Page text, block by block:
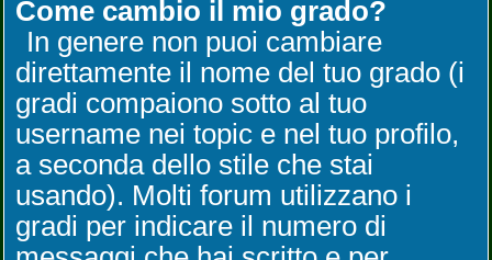
Come cambio il mio grado?
In genere non puoi cambiare
direttamente il nome del tuo grado (i
gradi compaiono sotto al tuo
username nei topic e nel tuo profilo,
a seconda dello stile che stai
usando). Molti forum utilizzano i
gradi per indicare il numero di